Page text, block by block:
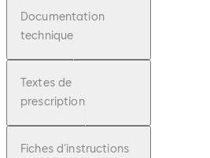
Documentation
technique
Textes de
prescription
Fiches d'instructions